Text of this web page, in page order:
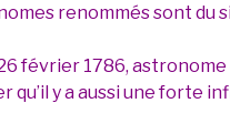
renommés sont du
février 1786,
qu’il y a aussi une forte